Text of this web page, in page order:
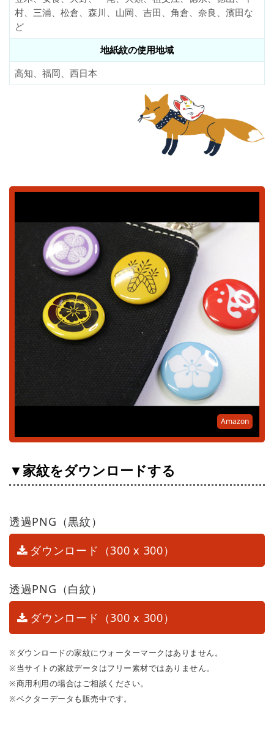
村、三浦、松倉、森川、山岡、吉田、角倉、奈良、濱田な
ど
地紙紋の使用地域
高知、福岡、西日本
Amazon
▼家紋をダウンロードする
透過PNG（黒紋）
ダウンロード（300 x 300）
透過PNG（白紋）
ダウンロード（300 x 300）
※ダウンロードの家紋にウォーターマークはありません。
※当サイトの家紋データはフリー素材ではありません。
※商用利用の場合はご相談ください。
※ベクターデータも販売中です。